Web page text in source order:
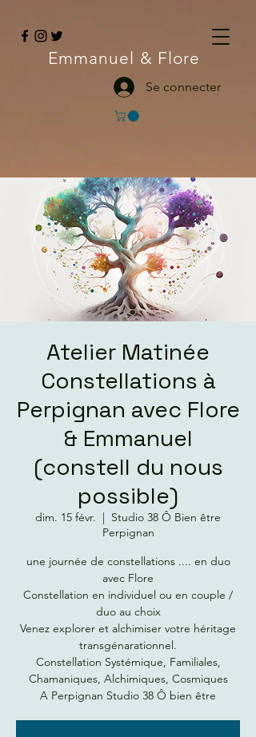
Emmanuel & Flore
Se connecter
Atelier Matinée
Constellations à
Perpignan avec Flore
& Emmanuel
(constell du nous
possible)
dim. 15 févr.
  |
Studio 38 Ô Bien être
Perpignan
une journée de constellations .... en duo
avec Flore
Constellation en individuel ou en couple /
duo au choix
Venez explorer et alchimiser votre héritage
transgénarationnel.
Constellation Systémique, Familiales,
Chamaniques, Alchimiques, Cosmiques
A Perpignan Studio 38 Ô bien être